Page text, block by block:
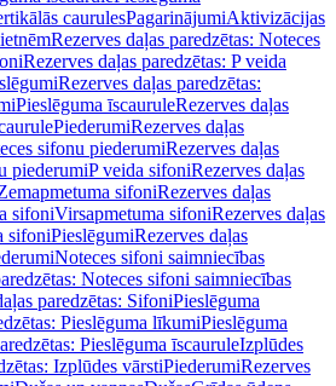
caurulesPagarinājumiAktivizācijas
Rezerves daļas paredzētas: Noteces
Rezerves daļas paredzētas: P veida
Rezerves daļas paredzētas:
Pieslēguma īscauruleRezerves daļas
PiederumiRezerves daļas
sifonu piederumiRezerves daļas
piederumiP veida sifoniRezerves daļas
sifoniRezerves daļas
sifoniVirsapmetuma sifoniRezerves daļas
sifoniPieslēgumiRezerves daļas
Noteces sifoni saimniecības
Noteces sifoni saimniecības
paredzētas: SifoniPieslēguma
Pieslēguma līkumiPieslēguma
Pieslēguma īscauruleIzplūdes
Izplūdes vārstiPiederumiRezerves